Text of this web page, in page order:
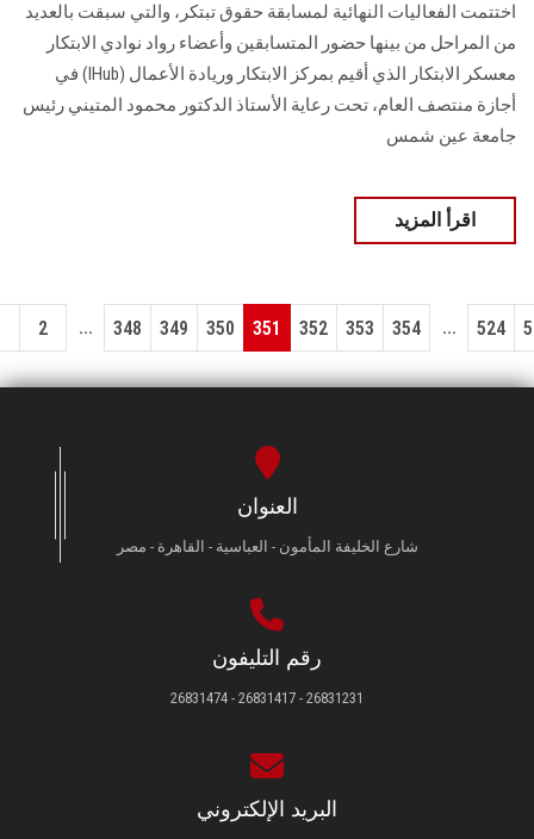
اختتمت الفعاليات النهائية لمسابقة حقوق تبتكر، والتي سبقت بالعديد
من المراحل من بينها حضور المتسابقين وأعضاء رواد نوادي الابتكار
معسكر الابتكار الذي أقيم بمركز الابتكار وريادة الأعمال (IHub) في
أجازة منتصف العام، تحت رعاية الأستاذ الدكتور محمود المتيني رئيس
جامعة عين شمس
اقرأ المزيد
2 ... 348 349 350 351 352 353 354 ... 524
العنوان
شارع الخليفة المأمون - العباسية - القاهرة - مصر
رقم التليفون
26831231 - 26831417 - 26831474
البريد الإلكتروني